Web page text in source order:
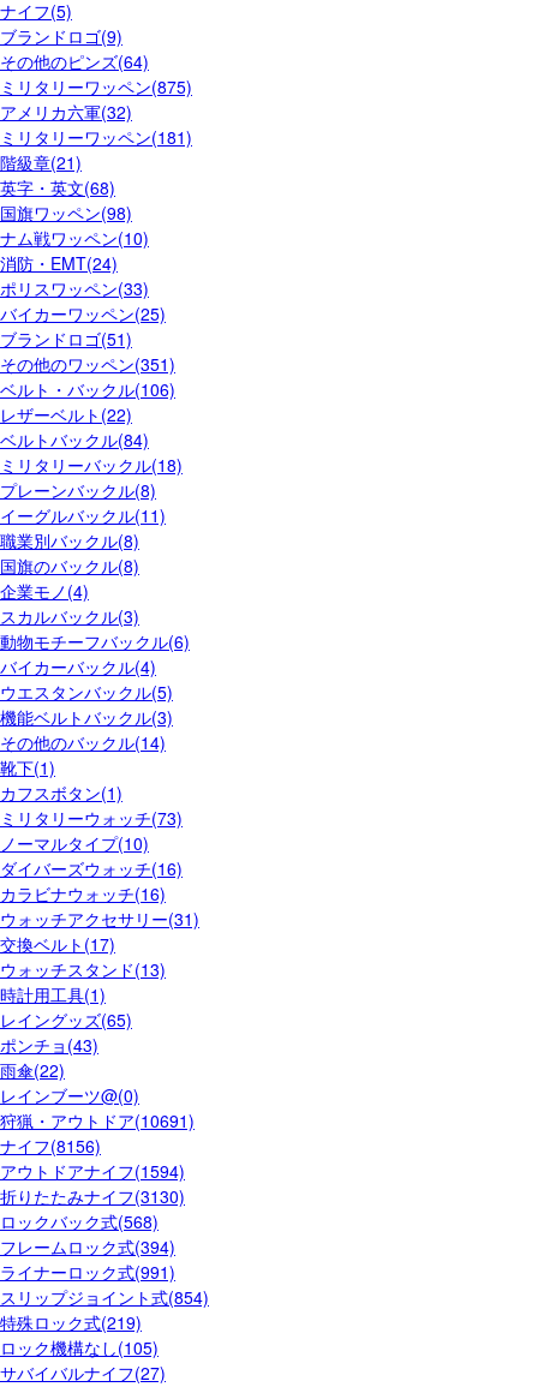
ナイフ(5)
ブランドロゴ(9)
その他のピンズ(64)
ミリタリーワッペン(875)
アメリカ六軍(32)
ミリタリーワッペン(181)
階級章(21)
英字・英文(68)
国旗ワッペン(98)
ナム戦ワッペン(10)
消防・EMT(24)
ポリスワッペン(33)
バイカーワッペン(25)
ブランドロゴ(51)
その他のワッペン(351)
ベルト・バックル(106)
レザーベルト(22)
ベルトバックル(84)
ミリタリーバックル(18)
プレーンバックル(8)
イーグルバックル(11)
職業別バックル(8)
国旗のバックル(8)
企業モノ(4)
スカルバックル(3)
動物モチーフバックル(6)
バイカーバックル(4)
ウエスタンバックル(5)
機能ベルトバックル(3)
その他のバックル(14)
靴下(1)
カフスボタン(1)
ミリタリーウォッチ(73)
ノーマルタイプ(10)
ダイバーズウォッチ(16)
カラビナウォッチ(16)
ウォッチアクセサリー(31)
交換ベルト(17)
ウォッチスタンド(13)
時計用工具(1)
レイングッズ(65)
ポンチョ(43)
雨傘(22)
レインブーツ@(0)
狩猟・アウトドア(10691)
ナイフ(8156)
アウトドアナイフ(1594)
折りたたみナイフ(3130)
ロックバック式(568)
フレームロック式(394)
ライナーロック式(991)
スリップジョイント式(854)
特殊ロック式(219)
ロック機構なし(105)
サバイバルナイフ(27)